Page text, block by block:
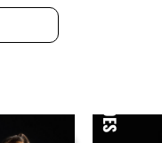
ISA HOES